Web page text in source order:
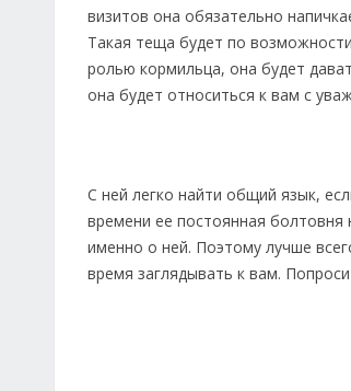
визитов она обязательно
Такая теща будет по
ролью кормильца, она будет
она будет относиться к вам с
С ней легко найти общий язык,
времени ее постоянная
именно о ней. Поэтому лучше
время заглядывать к вам.